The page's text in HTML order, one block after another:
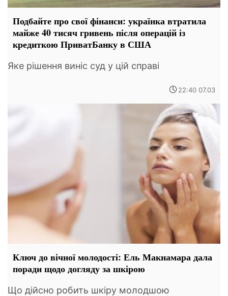
Подбайте про свої фінанси: українка втратила
майже 40 тисяч гривень після операцій із
кредиткою ПриватБанку в США
Яке рішення виніс суд у цій справі
22:40 07.03
Ключ до вічної молодості: Ель Макнамара дала
поради щодо догляду за шкірою
Що дійсно робить шкіру молодшою